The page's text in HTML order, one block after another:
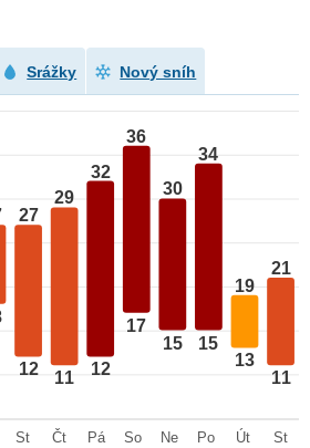
Srážky Nový sníh
27
12
29
11
32
12
36
17
30
15
34
15
19
13
21
11
St
Čt
Pá
So
Ne
Po
Út
St